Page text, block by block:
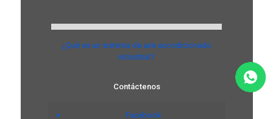
¿Qué es un sistema de aire acondicionado
industrial?
Contáctenos
Facebook